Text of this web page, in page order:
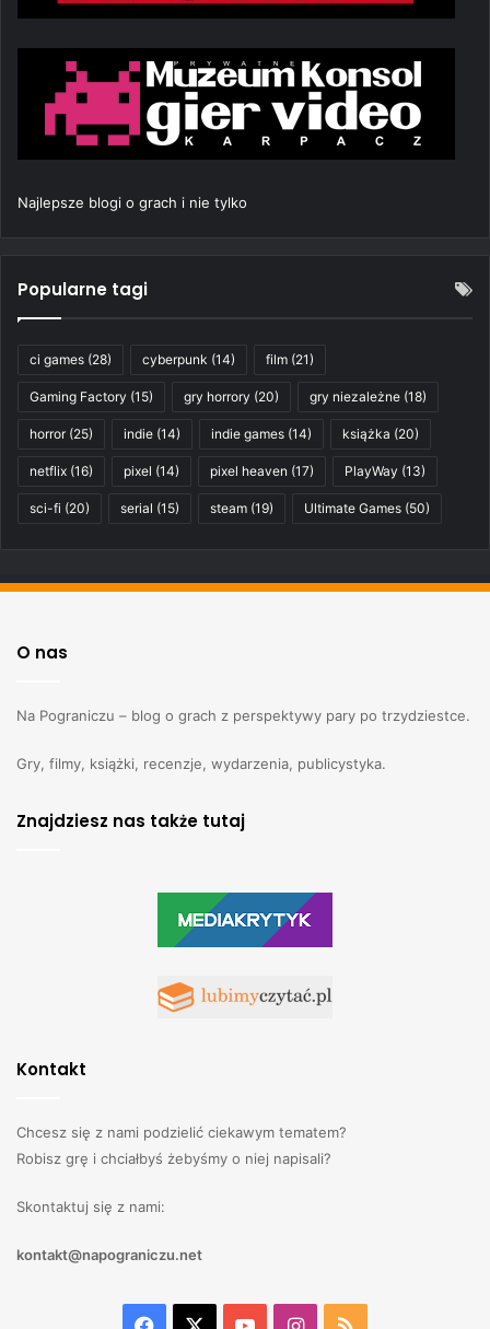
Najlepsze blogi o grach i nie tylko
Popularne tagi
ci games (28) cyberpunk (14) film (21)
Gaming Factory (15) gry horrory (20) gry niezależne (18)
horror(25) indie (14) indie games (14) książka (20)
netflix (16) pixel (14) pixel heaven (17) PlayWay (13)
sci-fi (20) serial (15) steam (19) Ultimate Games (50)
O nas
Na Pograniczu – blog o grach z perspektywy pary po trzydziestce.
Gry, filmy, książki, recenzje, wydarzenia, publicystyka.
Znajdziesz nas także tutaj
Kontakt
Chcesz się z nami podzielić ciekawym tematem?
Robisz grę i chciałbyś żebyśmy o niej napisali?
Skontaktuj się z nami:
kontakt@napograniczu.net